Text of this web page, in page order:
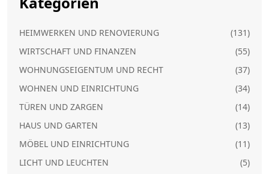
HEIMWERKEN UND RENOVIERUNG
(131)
WIRTSCHAFT UND FINANZEN
(55)
WOHNUNGSEIGENTUM UND RECHT
(37)
WOHNEN UND EINRICHTUNG
(34)
TÜREN UND ZARGEN
(14)
HAUS UND GARTEN
(13)
MÖBEL UND EINRICHTUNG
(11)
LICHT UND LEUCHTEN
(5)